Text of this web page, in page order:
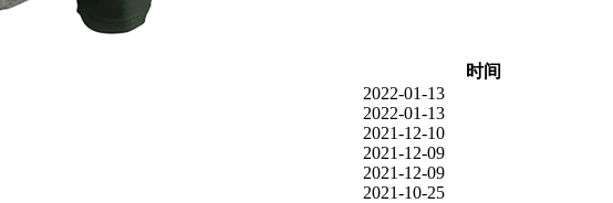
时间
2022-01-13
2022-01-13
2021-12-10
2021-12-09
2021-12-09
2021-10-25